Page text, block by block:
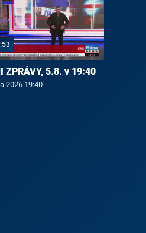
ZPRÁVY, 5.8. v 19:40
2026 19:40